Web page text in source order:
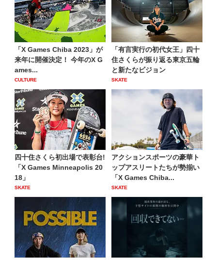
「X Games Chiba 2023」が
来年に開催決定！ 今年のX G
ames...
CULTURE
「有言実行の初代女王」四十
住さくらが振り返る東京五輪
と新たなビジョン
SKATE
四十住さくら初出場で表彰台!
「X Games Minneapolis 20
18」
SKATE
アクションスポーツの豪華ト
ップアスリートたちが勢揃い
「X Games Chiba...
SKATE